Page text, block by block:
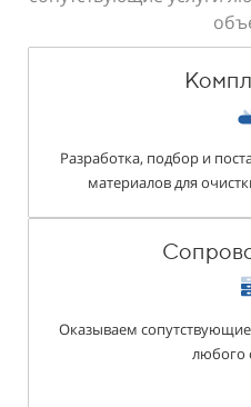
Разработка, подбор и
материалов для
Оказываем
любого